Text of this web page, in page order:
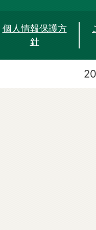
個人情報保護方
針